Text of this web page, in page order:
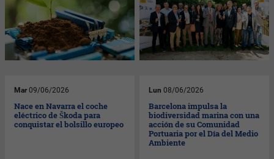
Mar 09/06/2026
Nace en Navarra el coche
eléctrico de Škoda para
conquistar el bolsillo europeo
Lun 08/06/2026
Barcelona impulsa la
biodiversidad marina con una
acción de su Comunidad
Portuaria por el Día del Medio
Ambiente